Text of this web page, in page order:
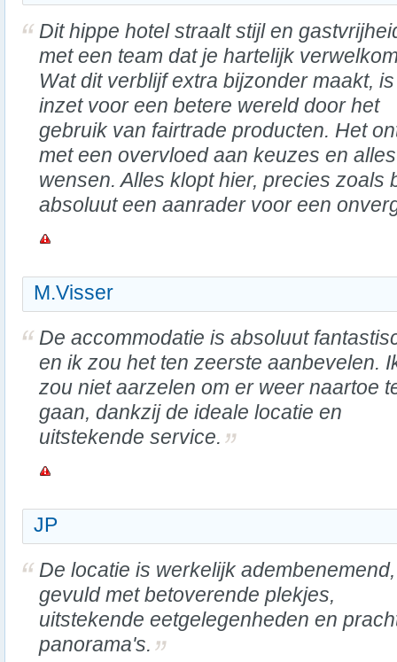
Dit hippe hotel straalt stijl en
met een team dat je hartelijk
Wat dit verblijf extra bijzonder maakt,
inzet voor een betere wereld door het
gebruik van fairtrade producten. Het
met een overvloed aan keuzes en
wensen. Alles klopt hier, precies zoals
absoluut een aanrader voor een
M.Visser
De accommodatie is absoluut
en ik zou het ten zeerste aanbevelen.
zou niet aarzelen om er weer naartoe
gaan, dankzij de ideale locatie en
uitstekende service.
JP
De locatie is werkelijk adembenemend,
gevuld met betoverende plekjes,
uitstekende eetgelegenheden en
panorama's.